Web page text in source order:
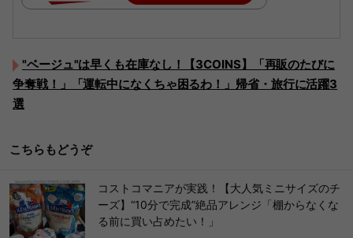
"ベージュ"は早くも在庫なし！【3COINS】「再販のたびに
争奪戦！」「運転中になくちゃ困るわ！」帰省・旅行に活躍3
選
こちらもどうぞ
コストコマニアが実践！【大人気ミニサイズのチ
ーズ】“10分で完成”絶品アレンジ「棚からなくな
る前に買い占めたい！」